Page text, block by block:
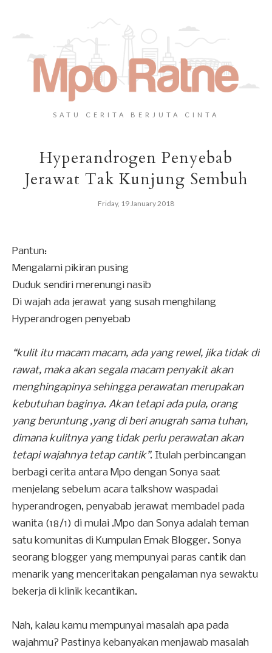
SATU CERITA BERJUTA CINTA
Hyperandrogen Penyebab
Jerawat Tak Kunjung Sembuh
Friday, 19 January 2018
Pantun:
Mengalami pikiran pusing
Duduk sendiri merenungi nasib
Di wajah ada jerawat yang susah menghilang
Hyperandrogen penyebab
“kulit itu macam macam, ada yang rewel, jika tidak di
rawat, maka akan segala macam penyakit akan
menghingapinya sehingga perawatan merupakan
kebutuhan baginya. Akan tetapi ada pula, orang
yang beruntung ,yang di beri anugrah sama tuhan,
dimana kulitnya yang tidak perlu perawatan akan
tetapi wajahnya tetap cantik”. Itulah perbincangan
berbagi cerita antara Mpo dengan Sonya saat
menjelang sebelum acara talkshow waspadai
hyperandrogen, penyabab jerawat membadel pada
wanita (18/1) di mulai .Mpo dan Sonya adalah teman
satu komunitas di Kumpulan Emak Blogger. Sonya
seorang blogger yang mempunyai paras cantik dan
menarik yang menceritakan pengalaman nya sewaktu
bekerja di klinik kecantikan.
Nah, kalau kamu mempunyai masalah apa pada
wajahmu? Pastinya kebanyakan menjawab masalah